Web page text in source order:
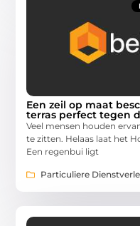
Een zeil op maat
terras perfect tegen
Veel mensen houden
te zitten. Helaas laat het
Een regenbui ligt
Particuliere